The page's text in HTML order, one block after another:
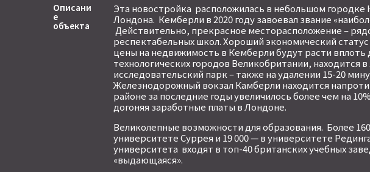
Описани
е
объекта
Эта новостройка расположилась в небольшом
Лондона. Кемберли в 2020 году завоевал звание
Действительно, прекрасное месторасположение –
респектабельных школ. Хороший экономический
цены на недвижимость в Кемберли будут расти вплоть
технологических городов Великобритании, находится
исследовательский парк – также на удалении 15-20
Железнодорожный вокзал Камберли находится
районе за последние годы увеличилось более чем на
догоняя заработные платы в Лондоне.
Великолепные возможности для образования. Более
университете Суррея и 19 000 — в университете
университета входят в топ-40 британских учебных
«выдающаяся».